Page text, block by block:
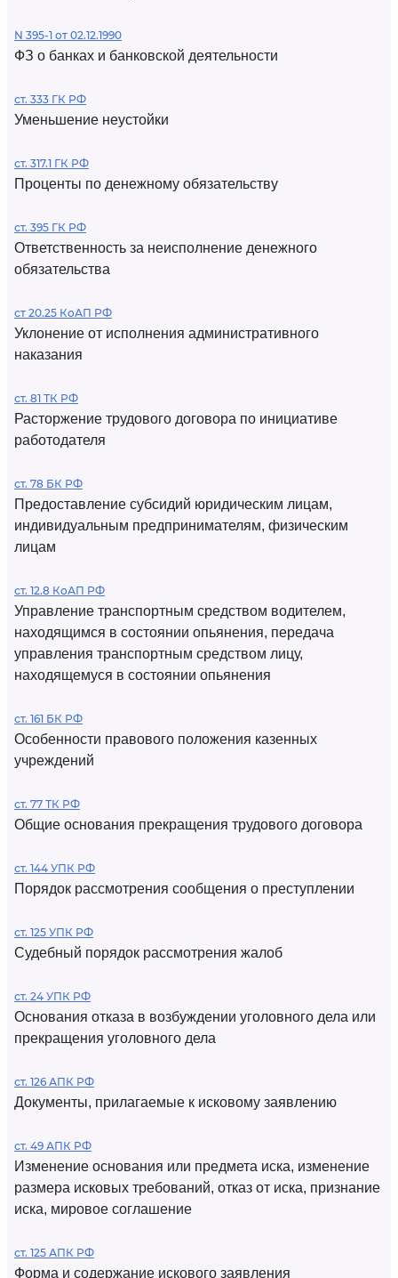
N 395-1 от 02.12.1990
ФЗ о банках и банковской деятельности
ст. 333 ГК РФ
Уменьшение неустойки
ст. 317.1 ГК РФ
Проценты по денежному обязательству
ст. 395 ГК РФ
Ответственность за неисполнение денежного
обязательства
ст 20.25 КоАП РФ
Уклонение от исполнения административного
наказания
ст. 81 ТК РФ
Расторжение трудового договора по инициативе
работодателя
ст. 78 БК РФ
Предоставление субсидий юридическим лицам,
индивидуальным предпринимателям, физическим
лицам
ст. 12.8 КоАП РФ
Управление транспортным средством водителем,
находящимся в состоянии опьянения, передача
управления транспортным средством лицу,
находящемуся в состоянии опьянения
ст. 161 БК РФ
Особенности правового положения казенных
учреждений
ст. 77 ТК РФ
Общие основания прекращения трудового договора
ст. 144 УПК РФ
Порядок рассмотрения сообщения о преступлении
ст. 125 УПК РФ
Судебный порядок рассмотрения жалоб
ст. 24 УПК РФ
Основания отказа в возбуждении уголовного дела или
прекращения уголовного дела
ст. 126 АПК РФ
Документы, прилагаемые к исковому заявлению
ст. 49 АПК РФ
Изменение основания или предмета иска, изменение
размера исковых требований, отказ от иска, признание
иска, мировое соглашение
ст. 125 АПК РФ
Форма и содержание искового заявления